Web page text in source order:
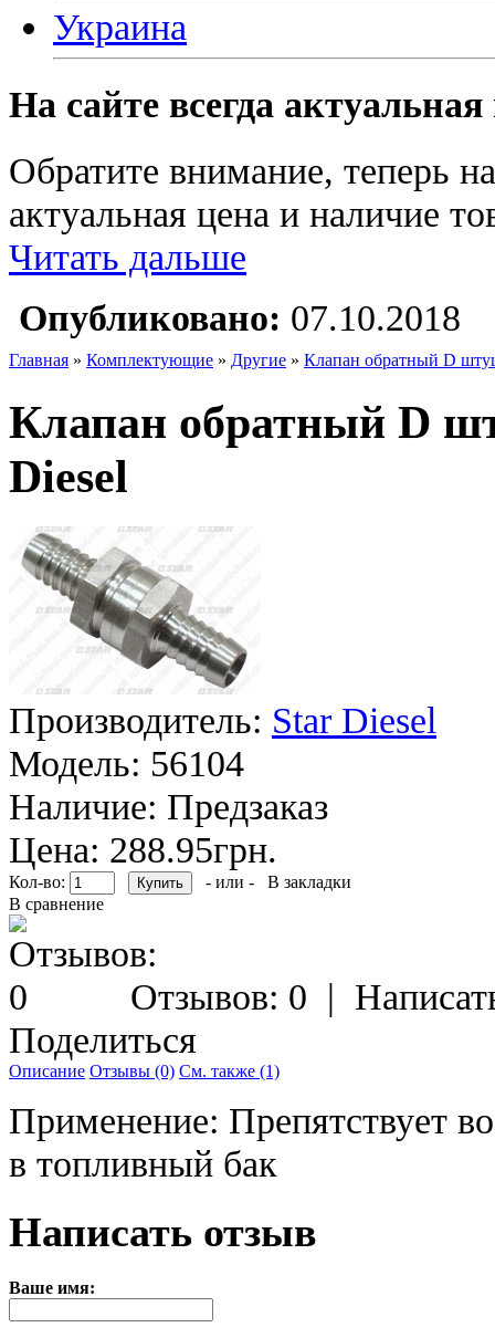
Украина
На сайте всегда
Обратите внимание, теперь
актуальная цена и наличие
Читать дальше
Опубликовано: 07.10.2018
Главная » Комплектующие » Другие » Клапан обратный D
Клапан обратный D
Diesel
Производитель: Star Diesel
Модель: 56104
Наличие: Предзаказ
Цена: 288.95грн.
Кол-во: - или -
В закладки
В сравнение
Отзывов: 0 |
Поделиться
Описание Отзывы (0) См. также (1)
Применение: Препятствует
в топливный бак
Написать отзыв
Ваше имя: